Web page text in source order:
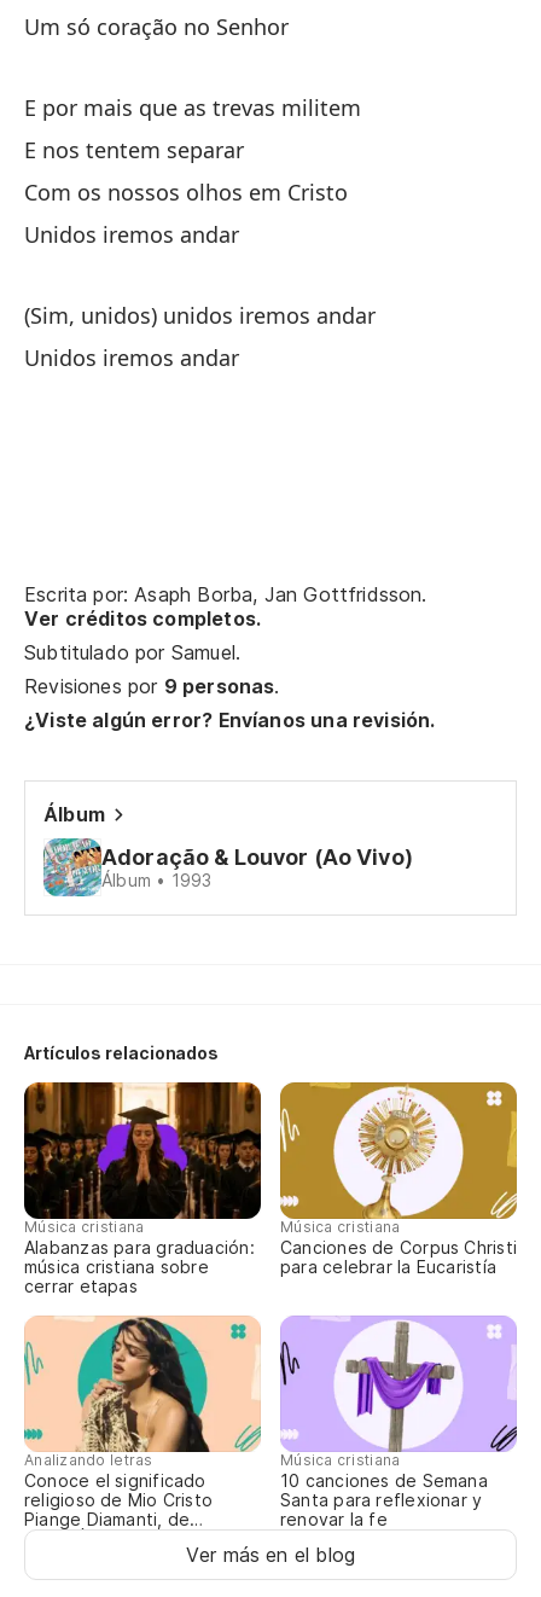
Um só coração no Senhor
E por mais que as trevas militem
E nos tentem separar
Com os nossos olhos em Cristo
Unidos iremos andar
(Sim, unidos) unidos iremos andar
Unidos iremos andar
Escrita por: Asaph Borba, Jan Gottfridsson.
Ver créditos completos.
Subtitulado por Samuel.
Revisiones por 9 personas.
¿Viste algún error? Envíanos una revisión.
Álbum
Adoração & Louvor (Ao Vivo)
Álbum • 1993
Artículos relacionados
Música cristiana
Alabanzas para graduación:
música cristiana sobre
cerrar etapas
Música cristiana
Canciones de Corpus Christi
para celebrar la Eucaristía
Analizando letras
Conoce el significado
religioso de Mio Cristo
Piange Diamanti, de
ROSALÍA
Música cristiana
10 canciones de Semana
Santa para reflexionar y
renovar la fe
Ver más en el blog